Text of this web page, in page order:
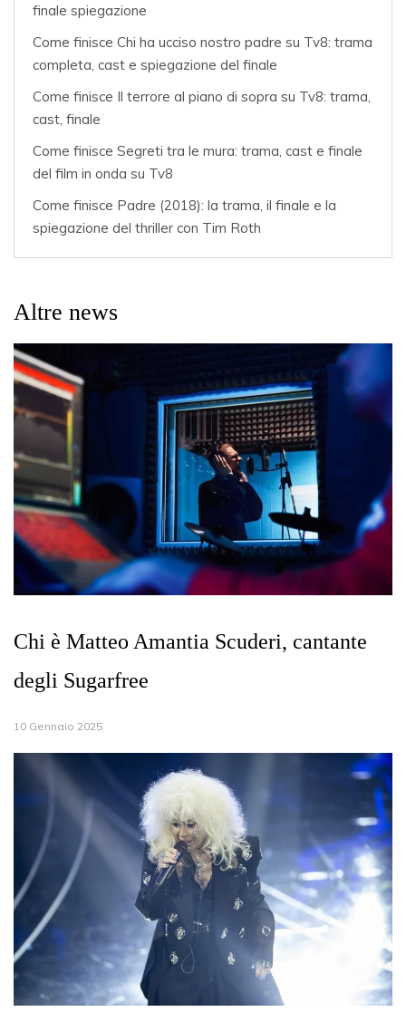
finale spiegazione
Come finisce Chi ha ucciso nostro padre su Tv8: trama
completa, cast e spiegazione del finale
Come finisce Il terrore al piano di sopra su Tv8: trama,
cast, finale
Come finisce Segreti tra le mura: trama, cast e finale
del film in onda su Tv8
Come finisce Padre (2018): la trama, il finale e la
spiegazione del thriller con Tim Roth
Altre news
Chi è Matteo Amantia Scuderi, cantante
degli Sugarfree
10 Gennaio 2025